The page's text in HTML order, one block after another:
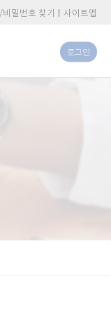
밀번호 찾기 사이트맵
로그인